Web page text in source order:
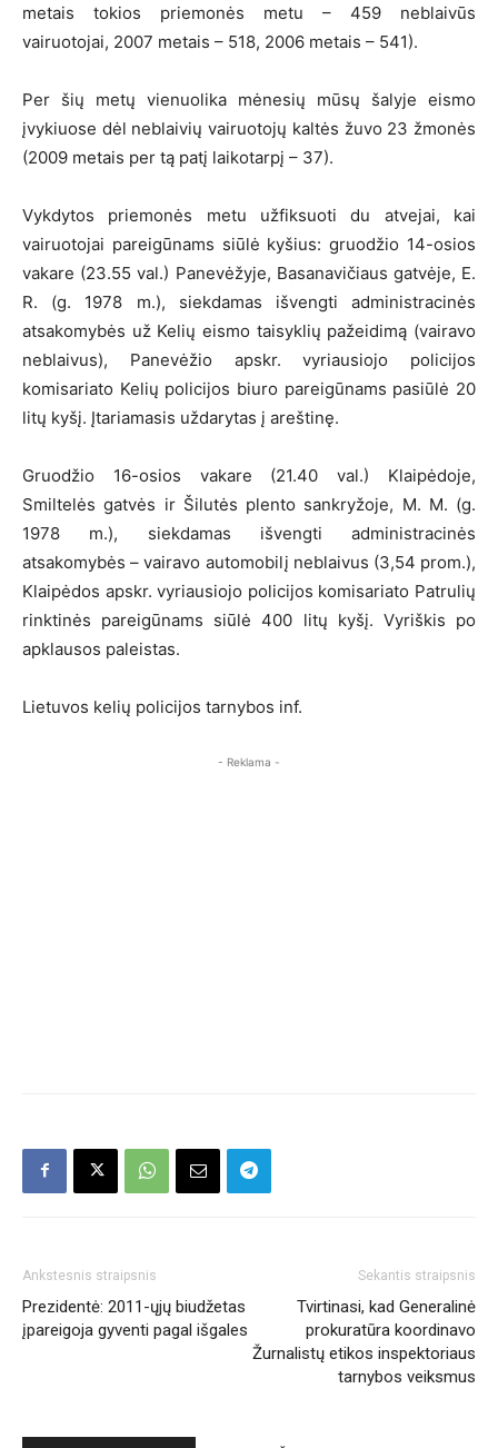
metais tokios priemonės metu – 459 neblaivūs
vairuotojai, 2007 metais – 518, 2006 metais – 541).
Per šių metų vienuolika mėnesių mūsų šalyje eismo
įvykiuose dėl neblaivių vairuotojų kaltės žuvo 23 žmonės
(2009 metais per tą patį laikotarpį – 37).
Vykdytos priemonės metu užfiksuoti du atvejai, kai
vairuotojai pareigūnams siūlė kyšius: gruodžio 14-osios
vakare (23.55 val.) Panevėžyje, Basanavičiaus gatvėje, E.
R. (g. 1978 m.), siekdamas išvengti administracinės
atsakomybės už Kelių eismo taisyklių pažeidimą (vairavo
neblaivus), Panevėžio apskr. vyriausiojo policijos
komisariato Kelių policijos biuro pareigūnams pasiūlė 20
litų kyšį. Įtariamasis uždarytas į areštinę.
Gruodžio 16-osios vakare (21.40 val.) Klaipėdoje,
Smiltelės gatvės ir Šilutės plento sankryžoje, M. M. (g.
1978 m.), siekdamas išvengti administracinės
atsakomybės – vairavo automobilį neblaivus (3,54 prom.),
Klaipėdos apskr. vyriausiojo policijos komisariato Patrulių
rinktinės pareigūnams siūlė 400 litų kyšį. Vyriškis po
apklausos paleistas.
Lietuvos kelių policijos tarnybos inf.
- Reklama -
Ankstesnis straipsnis
Prezidentė: 2011-ųjų biudžetas
įpareigoja gyventi pagal išgales
Sekantis straipsnis
Tvirtinasi, kad Generalinė
prokuratūra koordinavo
Žurnalistų etikos inspektoriaus
tarnybos veiksmus